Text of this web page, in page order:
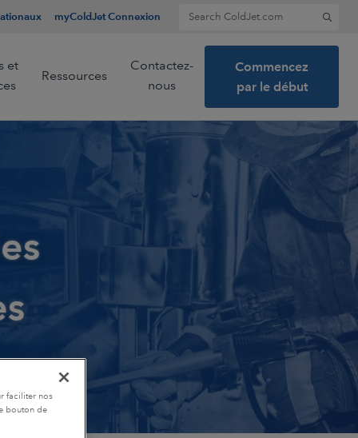
myColdJet Connexion Search for:
et
Ressources
Contactez-
nous
Commencez
par le début
faciliter nos
bouton de